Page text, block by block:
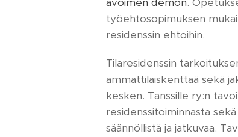
työehtosopimuksen
residenssin ehtoihin.
Tilaresidenssin
ammattilaiskenttää sekä
kesken. Tanssille ry:n
residenssitoiminnasta
säännöllistä ja jatkuvaa.